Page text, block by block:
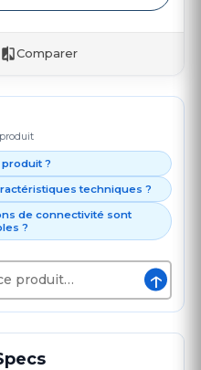
Comparer
?
techniques ?
de connectivité sont
?
↑